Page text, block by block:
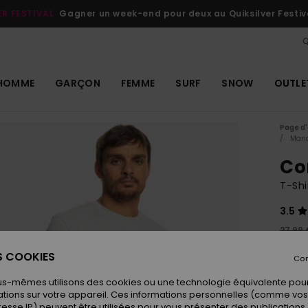
FESTIVAL Gagner un week-end pour deux au Quiksilver
GARÇON FEMME SURF SNOW
Page
T-
3.5
27,99
COOKIES
mêmes utilisons des cookies ou une technologie équivalente
sur votre appareil. Ces informations personnelles (comme